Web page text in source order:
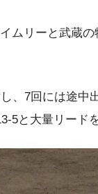
ムリーと武蔵
、7回には途中
5と大量リード